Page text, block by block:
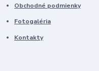
Obchodné podmienky
Fotogaléria
Kontakty